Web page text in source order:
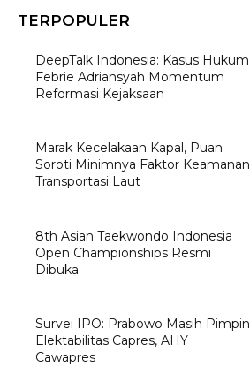
TERPOPULER
DeepTalk Indonesia: Kasus Hukum
Febrie Adriansyah Momentum
Reformasi Kejaksaan
Marak Kecelakaan Kapal, Puan
Soroti Minimnya Faktor Keamanan
Transportasi Laut
8th Asian Taekwondo Indonesia
Open Championships Resmi
Dibuka
Survei IPO: Prabowo Masih Pimpin
Elektabilitas Capres, AHY
Cawapres